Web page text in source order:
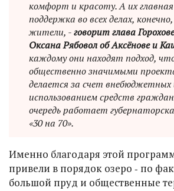
комфорт и красоту. А их
поддержка во всех делах,
жители, -говорит глава
Оксана Рябовол об Аксёнове и
каждому они находят подход,
общественно значимыми
делается за счет внебюджетных
использованием средств
очередь работает
«30 на 70».
Именно благодаря этой
привели в порядок озеро ‑ по
большой пруд и общественные